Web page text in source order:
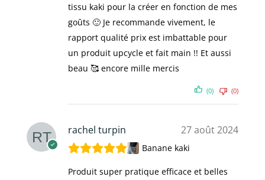
tissu kaki pour la créer en fonction de mes
goûts 🙂 Je recommande vivement, le
rapport qualité prix est imbattable pour
un produit upcycle et fait main !! Et aussi
beau 🥰 encore mille mercis
(0) (0)
rachel turpin 27 août 2024
Banane kaki
Produit super pratique efficace et belles